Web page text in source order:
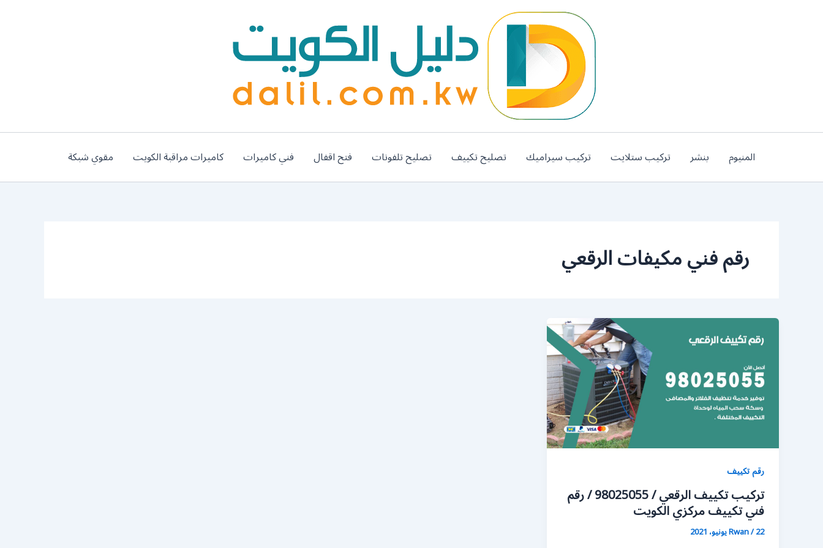
المنيوم بنشر تركيب ستلايت تركيب سيراميك تصليح تكييف تصليح تلفونات فتح اقفال فني كاميرات كاميرات مراقبة الكويت مقوي شبكة
رقم فني مكيفات الرقعي
رقم تكييف
تركيب تكييف الرقعي / 98025055 / رقم
فني تكييف مركزي الكويت
Rwan/22 يونيو، 2021